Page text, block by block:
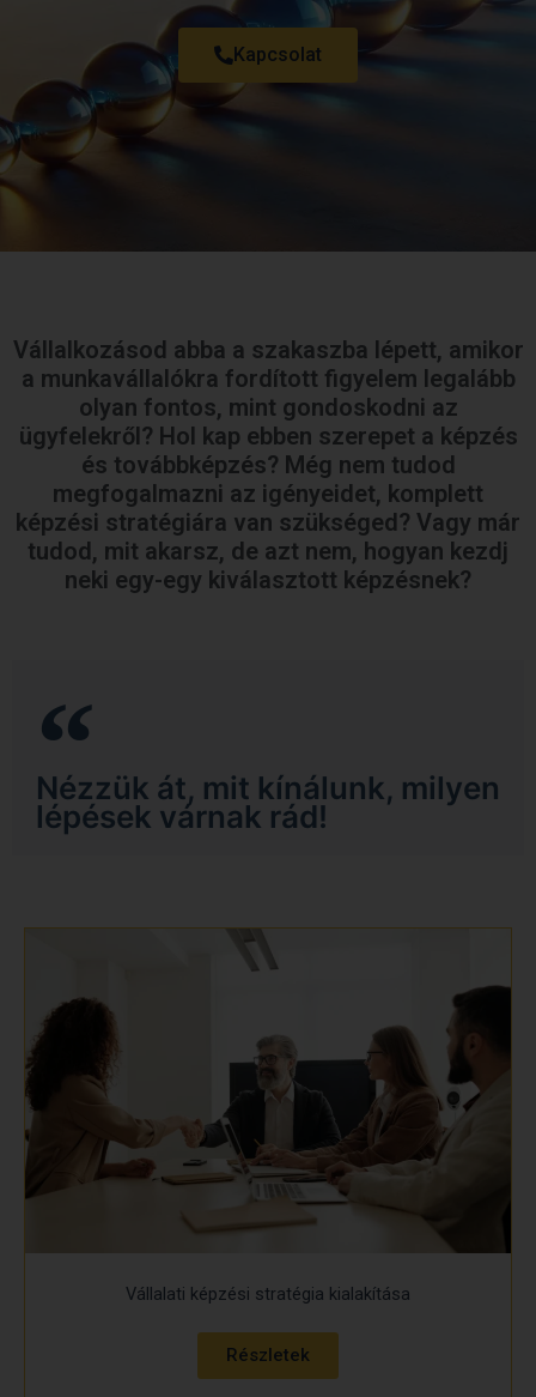
Kapcsolat
Vállalkozásod abba a szakaszba lépett, amikor
a munkavállalókra fordított figyelem legalább
olyan fontos, mint gondoskodni az
ügyfelekről? Hol kap ebben szerepet a képzés
és továbbképzés? Még nem tudod
megfogalmazni az igényeidet, komplett
képzési stratégiára van szükséged? Vagy már
tudod, mit akarsz, de azt nem, hogyan kezdj
neki egy-egy kiválasztott képzésnek?
Nézzük át, mit kínálunk, milyen
lépések várnak rád!
Vállalati képzési stratégia kialakítása
Részletek